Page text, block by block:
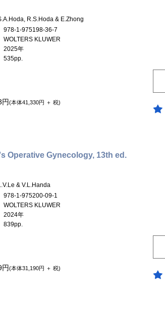
R.S.Hoda & E.Zhong
978-1-975198-36-7
WOLTERS KLUWER
2025年
535pp.
(本体41,330円 ＋ 税)
Operative Gynecology, 13th ed.
& V.L.Handa
978-1-975200-09-1
WOLTERS KLUWER
2024年
839pp.
(本体31,190円 ＋ 税)